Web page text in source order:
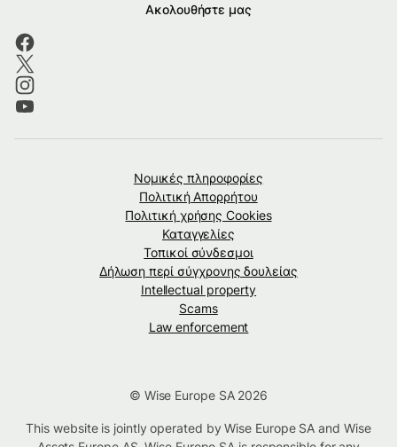
Ακολουθήστε μας
Νομικές πληροφορίες
Πολιτική Απορρήτου
Πολιτική χρήσης Cookies
Καταγγελίες
Τοπικοί σύνδεσμοι
Δήλωση περί σύγχρονης δουλείας
Intellectual property
Scams
Law enforcement
© Wise Europe SA 2026
This website is jointly operated by Wise Europe SA and Wise